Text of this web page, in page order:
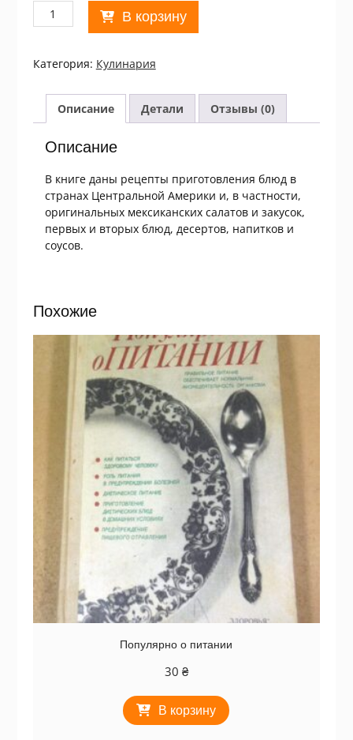
Количество
товара
Могильный,
Тимченко.
Латиноамериканская
кухня
В корзину
Категория: Кулинария
Описание Детали Отзывы (0)
Описание
В книге даны рецепты приготовления блюд в
странах Центральной Америки и, в частности,
оригинальных мексиканских салатов и закусок,
первых и вторых блюд, десертов, напитков и
соусов.
Похожие
Популярно о питании
30 ₴
В корзину